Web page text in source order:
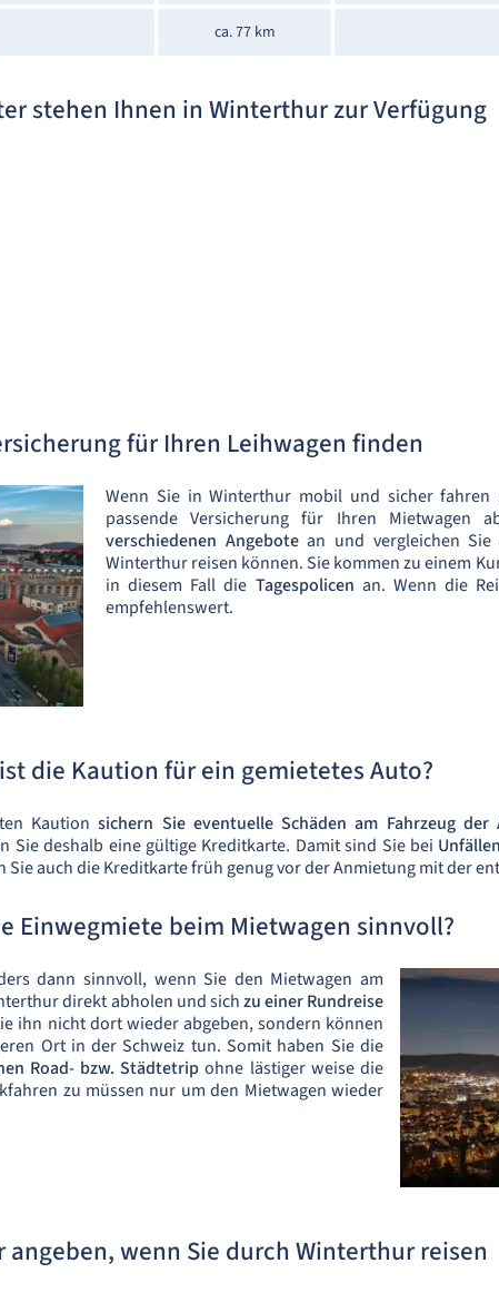
ca. 77 km
stehen Ihnen in Winterthur zur Verfügung
für Ihren Leihwagen finden
Wenn Sie in Winterthur mobil und sicher
passende Versicherung für Ihren Mietwagen
verschiedenen Angebotean und vergleichen
Winterthur reisen können. Sie kommen zu einem
in diesem Fall die Tagespolicen an. Wenn die
empfehlenswert.
die Kaution für ein gemietetes Auto?
Kautionsichern Sie eventuelle Schäden am Fahrzeug
Sie deshalb eine gültige Kreditkarte. Damit sind Sie bei
Sie auch die Kreditkarte früh genug vor der Anmietung mit der
Einwegmiete beim Mietwagen sinnvoll?
dann sinnvoll, wenn Sie den Mietwagen am
direkt abholen und sichzu einer Rundreise
ihn nicht dort wieder abgeben, sondern können
Ort in der Schweiz tun. Somit haben Sie die
Road- bzw. Städtetripohne lästiger weise die
zu müssen nur um den Mietwagen wieder
angeben, wenn Sie durch Winterthur reisen